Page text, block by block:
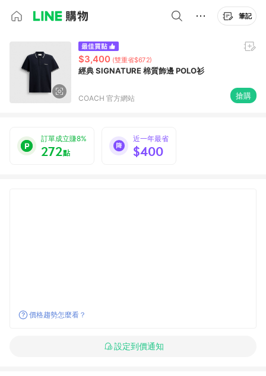
筆記
$3,400 (雙重省$672)
經典 SIGNATURE 棉質飾邊 POLO衫
COACH 官方網站 搶購
訂單成立賺8%
272點
近一年最省
$400
價格趨勢怎麼看？
設定到價通知